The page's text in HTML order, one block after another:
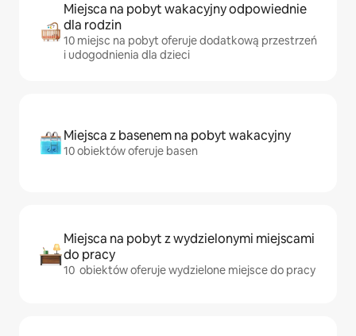
Miejsca na pobyt wakacyjny odpowiednie
dla rodzin
10 miejsc na pobyt oferuje dodatkową przestrzeń
i udogodnienia dla dzieci
Miejsca z basenem na pobyt wakacyjny
10 obiektów oferuje basen
Miejsca na pobyt z wydzielonymi miejscami
do pracy
10 obiektów oferuje wydzielone miejsce do pracy